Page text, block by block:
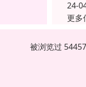
24-
更多
被浏览过